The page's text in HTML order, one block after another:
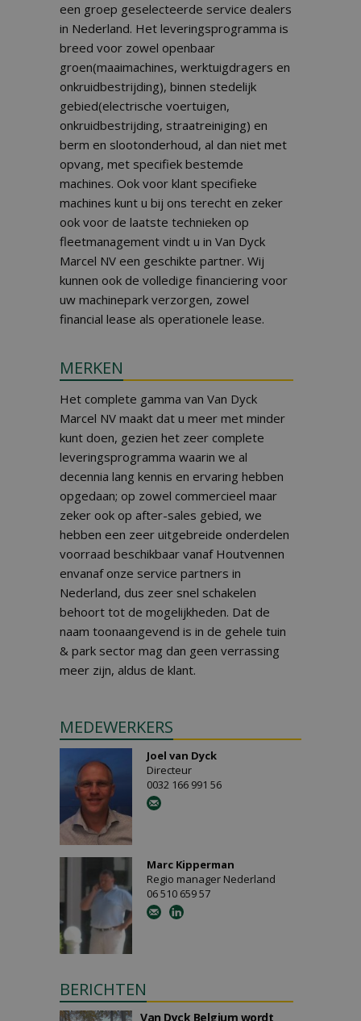
een groep geselecteerde service dealers
in Nederland. Het leveringsprogramma is
breed voor zowel openbaar
groen(maaimachines, werktuigdragers en
onkruidbestrijding), binnen stedelijk
gebied(electrische voertuigen,
onkruidbestrijding, straatreiniging) en
berm en slootonderhoud, al dan niet met
opvang, met specifiek bestemde
machines. Ook voor klant specifieke
machines kunt u bij ons terecht en zeker
ook voor de laatste technieken op
fleetmanagement vindt u in Van Dyck
Marcel NV een geschikte partner. Wij
kunnen ook de volledige financiering voor
uw machinepark verzorgen, zowel
financial lease als operationele lease.
MERKEN
Het complete gamma van Van Dyck
Marcel NV maakt dat u meer met minder
kunt doen, gezien het zeer complete
leveringsprogramma waarin we al
decennia lang kennis en ervaring hebben
opgedaan; op zowel commercieel maar
zeker ook op after-sales gebied, we
hebben een zeer uitgebreide onderdelen
voorraad beschikbaar vanaf Houtvennen
envanaf onze service partners in
Nederland, dus zeer snel schakelen
behoort tot de mogelijkheden. Dat de
naam toonaangevend is in de gehele tuin
& park sector mag dan geen verrassing
meer zijn, aldus de klant.
MEDEWERKERS
Joel van Dyck
Directeur
0032 166 991 56
Marc Kipperman
Regio manager Nederland
06 510 659 57
BERICHTEN
Van Dyck Belgium wordt